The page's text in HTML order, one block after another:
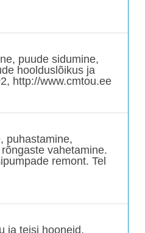
puude sidumine,
hoolduslõikus ja
http://www.cmtou.ee
puhastamine,
vahetamine.
remont. Tel
ja teisi hooneid,